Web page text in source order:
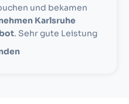
und bekamen
Karlsruhe
. Sehr gute Leistung